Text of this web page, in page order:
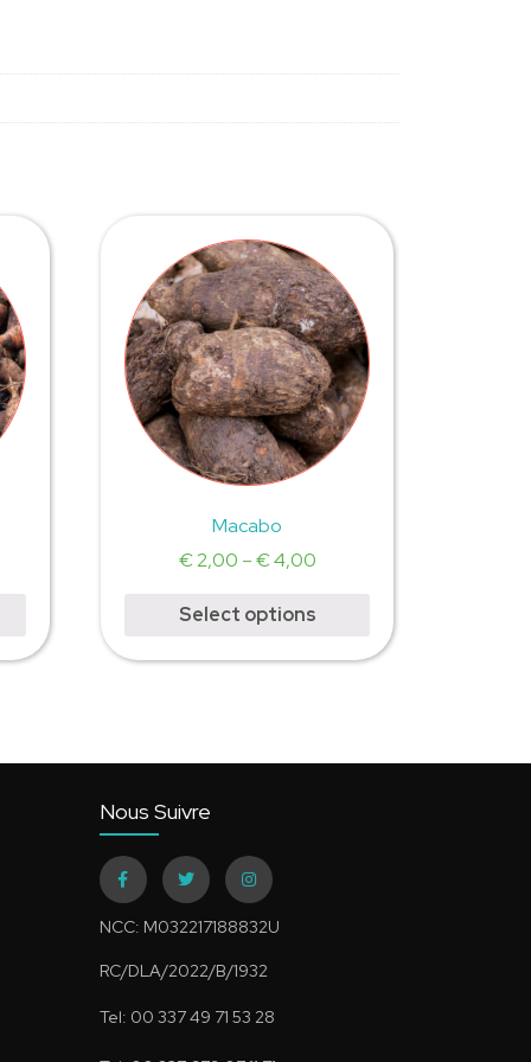
Macabo
€2,00 –€4,00
Select options
Nous Suivre
NCC: M032217188832U
RC/DLA/2022/B/1932
Tel: 00 337 49 71 53 28